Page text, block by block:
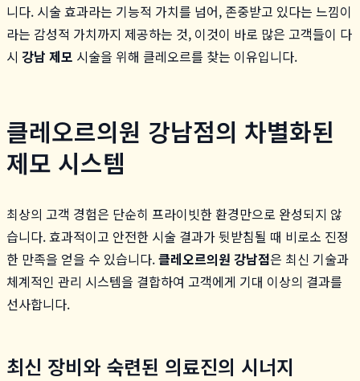
니다. 시술 효과라는 기능적 가치를 넘어, 존중받고 있다는 느낌이
라는 감성적 가치까지 제공하는 것, 이것이 바로 많은 고객들이 다
시 강남 제모 시술을 위해 클레오르를 찾는 이유입니다.
클레오르의원 강남점의 차별화된
제모 시스템
최상의 고객 경험은 단순히 프라이빗한 환경만으로 완성되지 않
습니다. 효과적이고 안전한 시술 결과가 뒷받침될 때 비로소 진정
한 만족을 얻을 수 있습니다.클레오르의원 강남점은 최신 기술과
체계적인 관리 시스템을 결합하여 고객에게 기대 이상의 결과를
선사합니다.
최신 장비와 숙련된 의료진의 시너지